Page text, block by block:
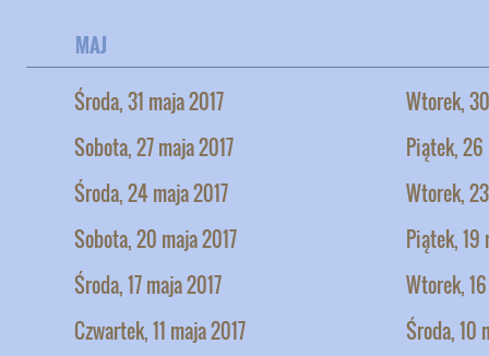
MAJ
Środa, 31 maja 2017
Wtorek,
Sobota, 27 maja 2017
Piątek, 26
Środa, 24 maja 2017
Wtorek,
Sobota, 20 maja 2017
Piątek, 19
Środa, 17 maja 2017
Wtorek,
Czwartek, 11 maja 2017
Środa, 10